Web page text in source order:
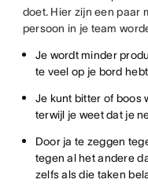
doet. Hier zijn een paar
persoon in je team
Je wordt minder
te veel op je bord
Je kunt bitter of boos
terwijl je weet dat je
Door ja te zeggen
tegen al het andere
zelfs als die taken